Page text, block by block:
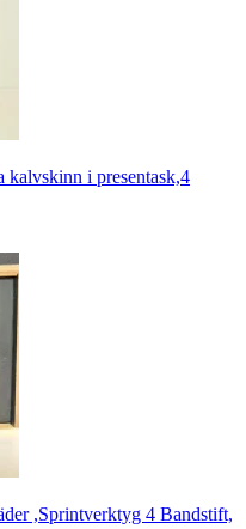
kalvskinn i presentask,4
,Sprintverktyg 4 Bandstift,